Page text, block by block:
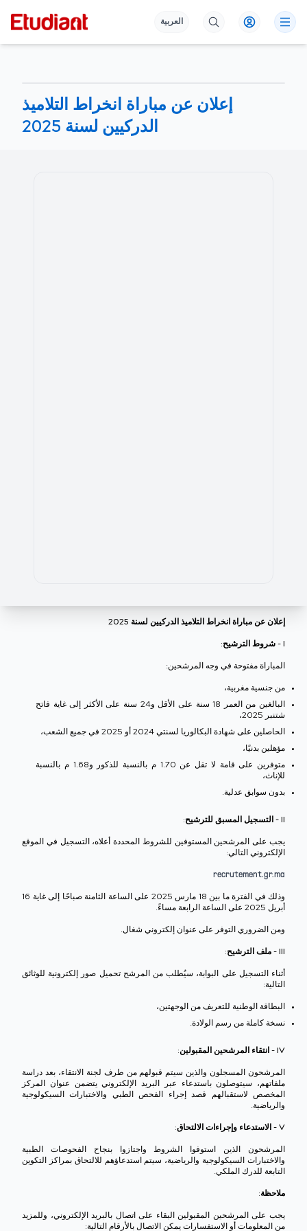
العربية
إعلان عن مباراة انخراط التلاميذ
الدركيين لسنة 2025
إعلان عن مباراة انخراط التلاميذ الدركيين لسنة 2025
I - شروط الترشيح:
المباراة مفتوحة في وجه المرشحين:
من جنسية مغربية،
البالغين من العمر 18 سنة على الأقل و24 سنة على الأكثر إلى غاية فاتح
شتنبر 2025،
الحاصلين على شهادة البكالوريا لسنتي 2024 أو 2025 في جميع الشعب،
مؤهلين بدنيًا،
متوفرين على قامة لا تقل عن 1.70 م بالنسبة للذكور و1.68 م بالنسبة
للإناث،
بدون سوابق عدلية.
II - التسجيل المسبق للترشيح:
يجب على المرشحين المستوفين للشروط المحددة أعلاه، التسجيل في الموقع
الإلكتروني التالي:
recrutement.gr.ma
وذلك في الفترة ما بين 18 مارس 2025 على الساعة الثامنة صباحًا إلى غاية 16
أبريل 2025 على الساعة الرابعة مساءً.
ومن الضروري التوفر على عنوان إلكتروني شغال.
III - ملف الترشيح:
أثناء التسجيل على البوابة، سيُطلب من المرشح تحميل صور إلكترونية للوثائق
التالية:
البطاقة الوطنية للتعريف من الوجهتين،
نسخة كاملة من رسم الولادة.
IV - انتقاء المرشحين المقبولين:
المرشحون المسجلون والذين سيتم قبولهم من طرف لجنة الانتقاء، بعد دراسة
ملفاتهم، سيتوصلون باستدعاء عبر البريد الإلكتروني يتضمن عنوان المركز
المخصص لاستقبالهم قصد إجراء الفحص الطبي والاختبارات السيكولوجية
والرياضية.
V - الاستدعاء وإجراءات الالتحاق:
المرشحون الذين استوفوا الشروط واجتازوا بنجاح الفحوصات الطبية
والاختبارات السيكولوجية والرياضية، سيتم استدعاؤهم للالتحاق بمراكز التكوين
التابعة للدرك الملكي.
ملاحظة:
يجب على المرشحين المقبولين البقاء على اتصال بالبريد الإلكتروني، وللمزيد
من المعلومات أو الاستفسارات يمكن الاتصال بالأرقام التالية: